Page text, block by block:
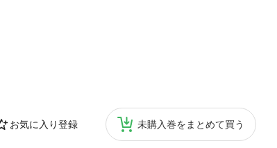
お気に入り登録 未購入巻をまとめて買う